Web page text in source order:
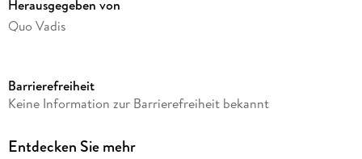
Herausgegeben von
Quo Vadis
Produktart
Gewicht
Barrierefreiheit
Keine Information zur Barrierefreiheit bekannt
Entdecken Sie mehr